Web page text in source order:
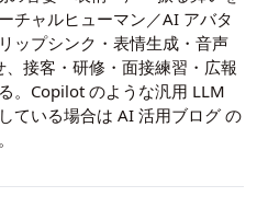
チャルヒューマン／AI アバタ
ップシンク・表情生成・音声
接客・研修・面接練習・広報
。Copilot のような汎用 LLM
ている場合はAI 活用ブログ の